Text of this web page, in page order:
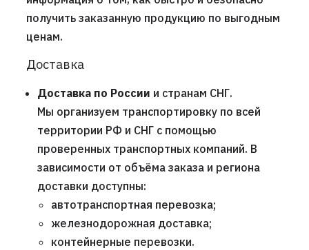
получить заказанную продукцию по выгодным
ценам.
Доставка
Доставка по России и странам СНГ.
Мы организуем транспортировку по всей
территории РФ и СНГ с помощью
проверенных транспортных компаний. В
зависимости от объёма заказа и региона
доставки доступны:
автотранспортная перевозка;
железнодорожная доставка;
контейнерные перевозки.